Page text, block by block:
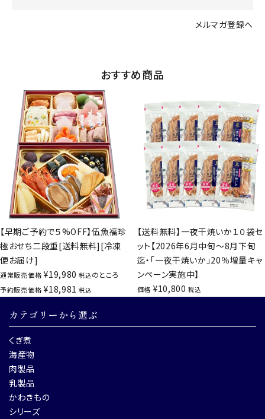
メルマガ登録へ
おすすめ商品
【早期ご予約で５%OFF】伍魚福珍
極おせち二段重[送料無料][冷凍
便お届け]
通常販売価格 ¥19,980 税込のところ
予約販売価格 ¥18,981 税込
【送料無料】一夜干焼いか１０袋セ
ット【2026年6月中旬～8月下旬
迄・「一夜干焼いか」20％増量キャ
ンペーン実施中】
価格 ¥10,800 税込
カテゴリーから選ぶ
くぎ煮
海産物
肉製品
乳製品
かわきもの
シリーズ